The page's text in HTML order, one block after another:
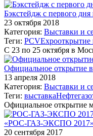
Бэкстейдж с первого
23 октября 2018
Категория: Выставки и
Теги: PCVExpoоткрытие
С 23 по 25 октября в
Официальное открытие
13 апреля 2018
Категория: Выставки и
Теги: выставкаНефтегаз
Официальное открытие
«РОС-ГАЗ-ЭКСПО 2017»
20 сентября 2017